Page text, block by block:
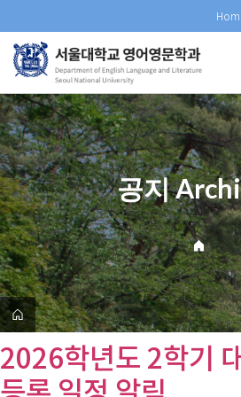
로
메
뉴
공지
2026학년도 2학기